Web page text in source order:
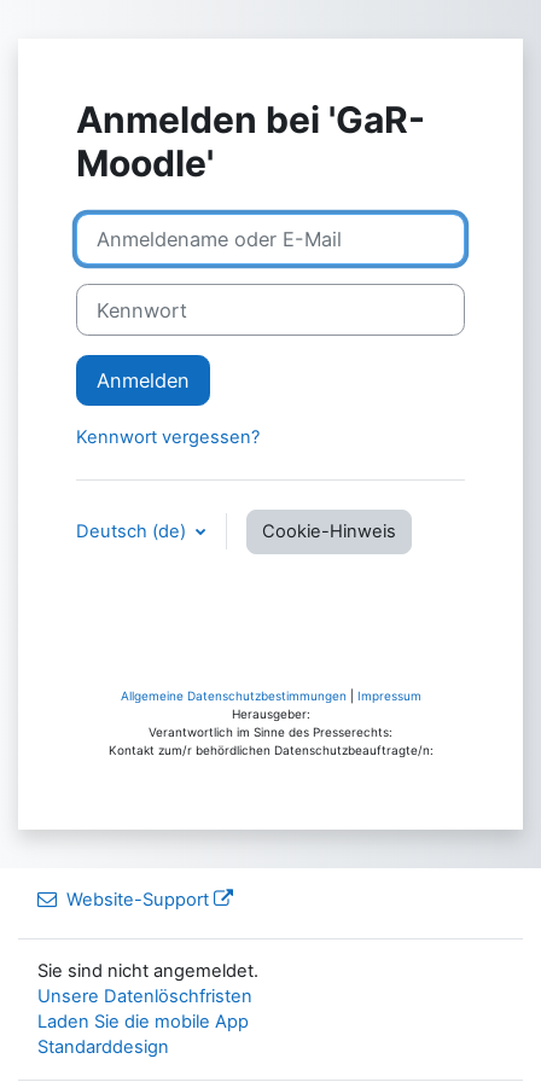
Anmelden bei 'GaR-
Moodle'
Anmeldename oder E-Mail
Kennwort
Anmelden
Kennwort vergessen?
Deutsch ‎(de)‎ Cookie-Hinweis
Allgemeine Datenschutzbestimmungen
Impressum
Herausgeber:
Verantwortlich im Sinne des Presserechts:
Kontakt zum/r behördlichen Datenschutzbeauftragte/n:
Website-Support
Sie sind nicht angemeldet.
Unsere Datenlöschfristen
Laden Sie die mobile App
Standarddesign